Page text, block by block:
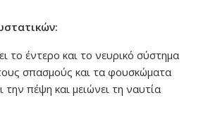
το έντερο και το νευρικό σύστημα
σπασμούς και τα φουσκώματα
την πέψη και μειώνει τη ναυτία